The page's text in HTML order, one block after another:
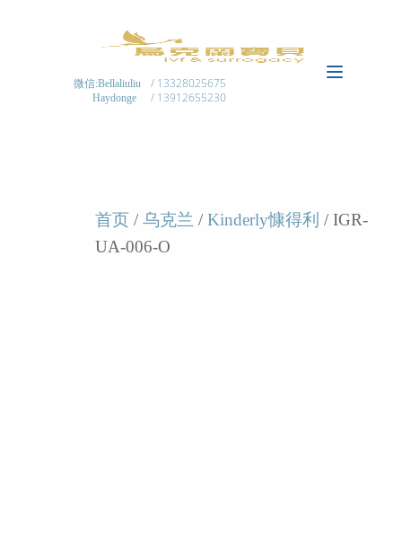
微信:Bellaliuliu
Haydonge
/ 13328025675
/ 13912655230
首页 / 乌克兰 / Kinderly慷得利 / IGR-
UA-006-O